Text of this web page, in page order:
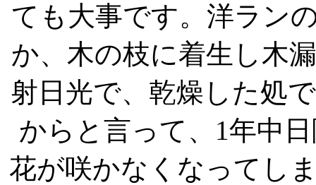
ても大事です。洋ラン
か、木の枝に着生し木
射日光で、乾燥した処
からと言って、1年中
花が咲かなくなってし